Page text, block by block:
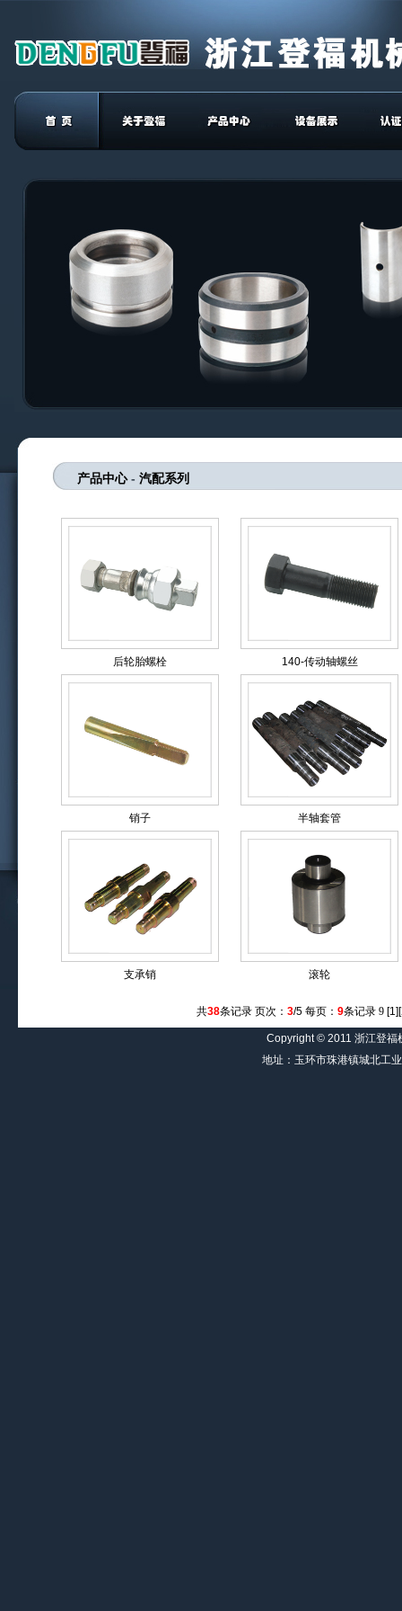
产品中心- 汽配系列
后轮胎螺栓 140-传动轴螺丝
销子 半轴套管
支承销 滚轮
共38条记录 页次： 3/5 每页： 9条记录 9 [1][
Copyright © 2011 浙江登福
地址：玉环市珠港镇城北工